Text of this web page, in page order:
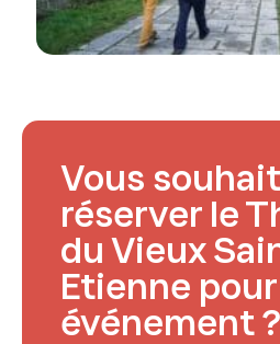
Vous
réserver le
du Vieux
Etienne
événement ?